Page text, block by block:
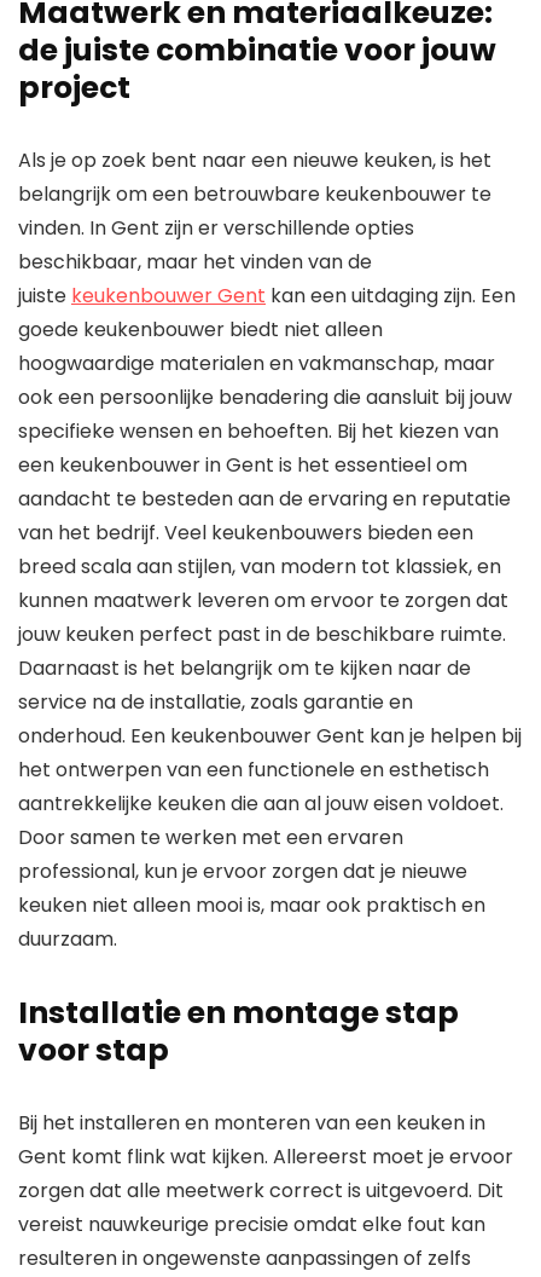
Maatwerk en materiaalkeuze:
de juiste combinatie voor jouw
project
Als je op zoek bent naar een nieuwe keuken, is het
belangrijk om een betrouwbare keukenbouwer te
vinden. In Gent zijn er verschillende opties
beschikbaar, maar het vinden van de
juiste keukenbouwer Gent kan een uitdaging zijn. Een
goede keukenbouwer biedt niet alleen
hoogwaardige materialen en vakmanschap, maar
ook een persoonlijke benadering die aansluit bij jouw
specifieke wensen en behoeften. Bij het kiezen van
een keukenbouwer in Gent is het essentieel om
aandacht te besteden aan de ervaring en reputatie
van het bedrijf. Veel keukenbouwers bieden een
breed scala aan stijlen, van modern tot klassiek, en
kunnen maatwerk leveren om ervoor te zorgen dat
jouw keuken perfect past in de beschikbare ruimte.
Daarnaast is het belangrijk om te kijken naar de
service na de installatie, zoals garantie en
onderhoud. Een keukenbouwer Gent kan je helpen bij
het ontwerpen van een functionele en esthetisch
aantrekkelijke keuken die aan al jouw eisen voldoet.
Door samen te werken met een ervaren
professional, kun je ervoor zorgen dat je nieuwe
keuken niet alleen mooi is, maar ook praktisch en
duurzaam.
Installatie en montage stap
voor stap
Bij het installeren en monteren van een keuken in
Gent komt flink wat kijken. Allereerst moet je ervoor
zorgen dat alle meetwerk correct is uitgevoerd. Dit
vereist nauwkeurige precisie omdat elke fout kan
resulteren in ongewenste aanpassingen of zelfs